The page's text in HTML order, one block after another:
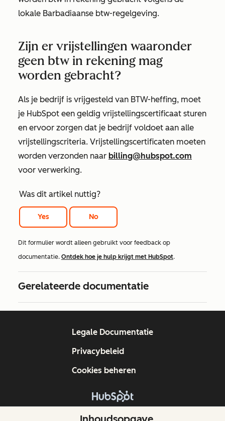
lokale Barbadiaanse btw-regelgeving.
Zijn er vrijstellingen waaronder
geen btw in rekening mag
worden gebracht?
Als je bedrijf is vrijgesteld van BTW-heffing, moet
je HubSpot een geldig vrijstellingscertificaat sturen
en ervoor zorgen dat je bedrijf voldoet aan alle
vrijstellingscriteria. Vrijstellingscertificaten moeten
worden verzonden naar billing@hubspot.com
voor verwerking.
Was dit artikel nuttig?
Yes No
Dit formulier wordt alleen gebruikt voor feedback op
documentatie. Ontdek hoe je hulp krijgt met HubSpot.
Gerelateerde documentatie
Copyright © 2026 HubSpot, Inc.
Legale Documentatie
Privacybeleid
Cookies beheren